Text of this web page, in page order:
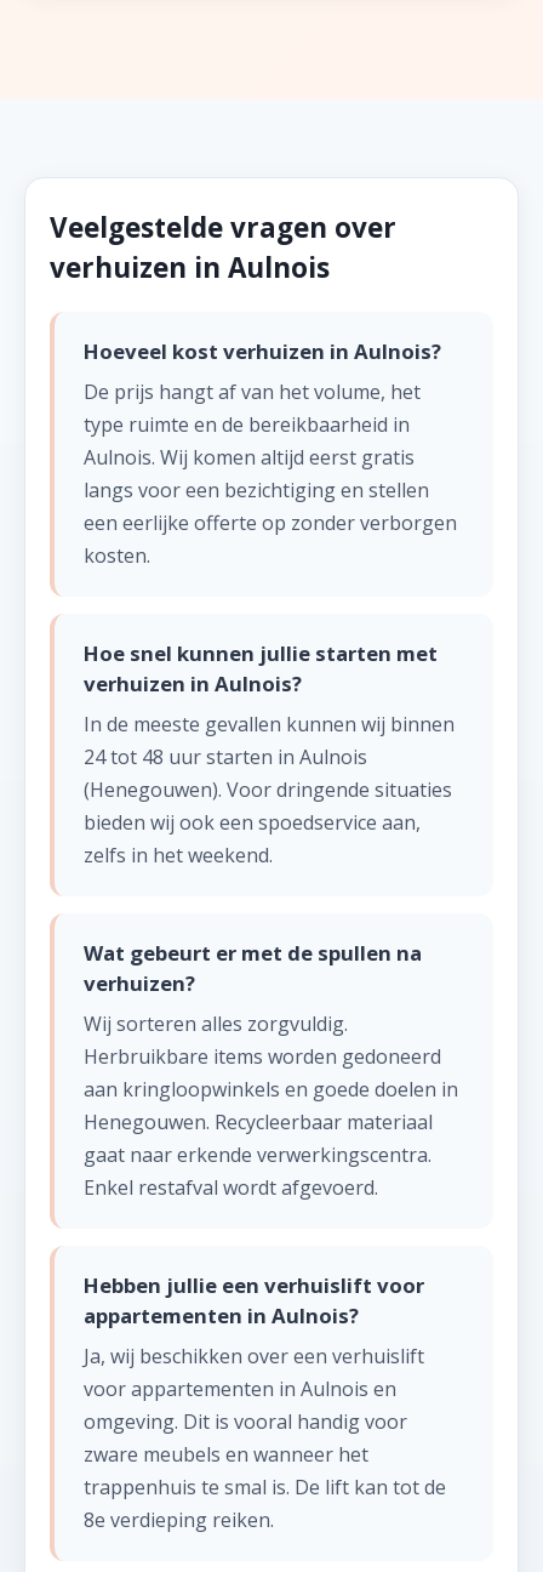
Veelgestelde vragen over
verhuizen in Aulnois
Hoeveel kost verhuizen in Aulnois?
De prijs hangt af van het volume, het
type ruimte en de bereikbaarheid in
Aulnois. Wij komen altijd eerst gratis
langs voor een bezichtiging en stellen
een eerlijke offerte op zonder verborgen
kosten.
Hoe snel kunnen jullie starten met
verhuizen in Aulnois?
In de meeste gevallen kunnen wij binnen
24 tot 48 uur starten in Aulnois
(Henegouwen). Voor dringende situaties
bieden wij ook een spoedservice aan,
zelfs in het weekend.
Wat gebeurt er met de spullen na
verhuizen?
Wij sorteren alles zorgvuldig.
Herbruikbare items worden gedoneerd
aan kringloopwinkels en goede doelen in
Henegouwen. Recycleerbaar materiaal
gaat naar erkende verwerkingscentra.
Enkel restafval wordt afgevoerd.
Hebben jullie een verhuislift voor
appartementen in Aulnois?
Ja, wij beschikken over een verhuislift
voor appartementen in Aulnois en
omgeving. Dit is vooral handig voor
zware meubels en wanneer het
trappenhuis te smal is. De lift kan tot de
8e verdieping reiken.